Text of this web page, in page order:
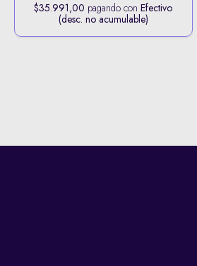
$35.991,00 pagando conEfectivo
(desc. no acumulable)